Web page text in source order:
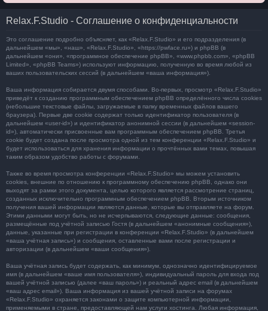
Relax.F.Studio - Соглашение о конфиденциальности
Это соглашение подробно объясняет, как «Relax.F.Studio» и его подразделения (в
дальнейшем «мы», «наш», «Relax.F.Studio», «https://pwface.ru») и phpBB (в
дальнейшем «они», «программное обеспечение phpBB», «www.phpbb.com», «phpBB
Limited», «phpBB Teams») используют информацию, полученную во время любой из
ваших пользовательских сессий (в дальнейшем «ваша информация»).
Ваша информация собирается двумя способами. Во-первых, просмотр «Relax.F.Studio»
приведёт к созданию программным обеспечением phpBB определённого числа cookies
(небольшие текстовые файлы, загружаемые в папку временных файлов вашего
браузера). Первые две cookie содержат только идентификатор пользователя (в
дальнейшем «user-id») и идентификатор анонимной сессии (в дальнейшем «session-
id»), автоматически присвоенные вам программным обеспечением phpBB. Третья
cookie будет создана после просмотра одной из тем конференции «Relax.F.Studio» и
будет использоваться для хранения информации о прочтённых вами темах, повышая
таким образом удобство работы с форумами.
Также во время просмотра конференции «Relax.F.Studio» мы можем установить
cookies, внешние по отношению к программному обеспечению phpBB, однако они
выходят за рамки этого документа, целью которого является рассмотрение страниц,
созданных исключительно программным обеспечением phpBB. Вторым источником
получения вашей информации являются данные, которые вы отправляете на форум.
Этими данными могут быть, но не исчерпываются, следующие данные: сообщения,
размещённые под учётной записью Гостя (в дальнейшем «анонимные сообщения»),
данные, указанные при регистрации в конференции «Relax.F.Studio» (в дальнейшем
«ваша учётная запись») и сообщения, оставленные вами после регистрации и
авторизации (в дальнейшем «ваши сообщения»).
Ваша учётная запись будет содержать, как минимум, однозначно идентифицируемое
имя (в дальнейшем «ваше имя пользователя»), индивидуальный пароль для входа под
вашей учётной записью (далее «ваш пароль») и реальный адрес email (в дальнейшем
«ваш адрес email»). Ваша информация из вашей учётной записи на форумах
«Relax.F.Studio» охраняется законами о защите компьютерной информации,
применяемыми в стране, предоставляющей нам услуги хостинга. Любая информация,